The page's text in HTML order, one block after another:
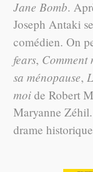
Jane Bomb.
Joseph Antaki
comédien. On
fears, Comment
sa ménopause,
moi de Robert
Maryanne
drame